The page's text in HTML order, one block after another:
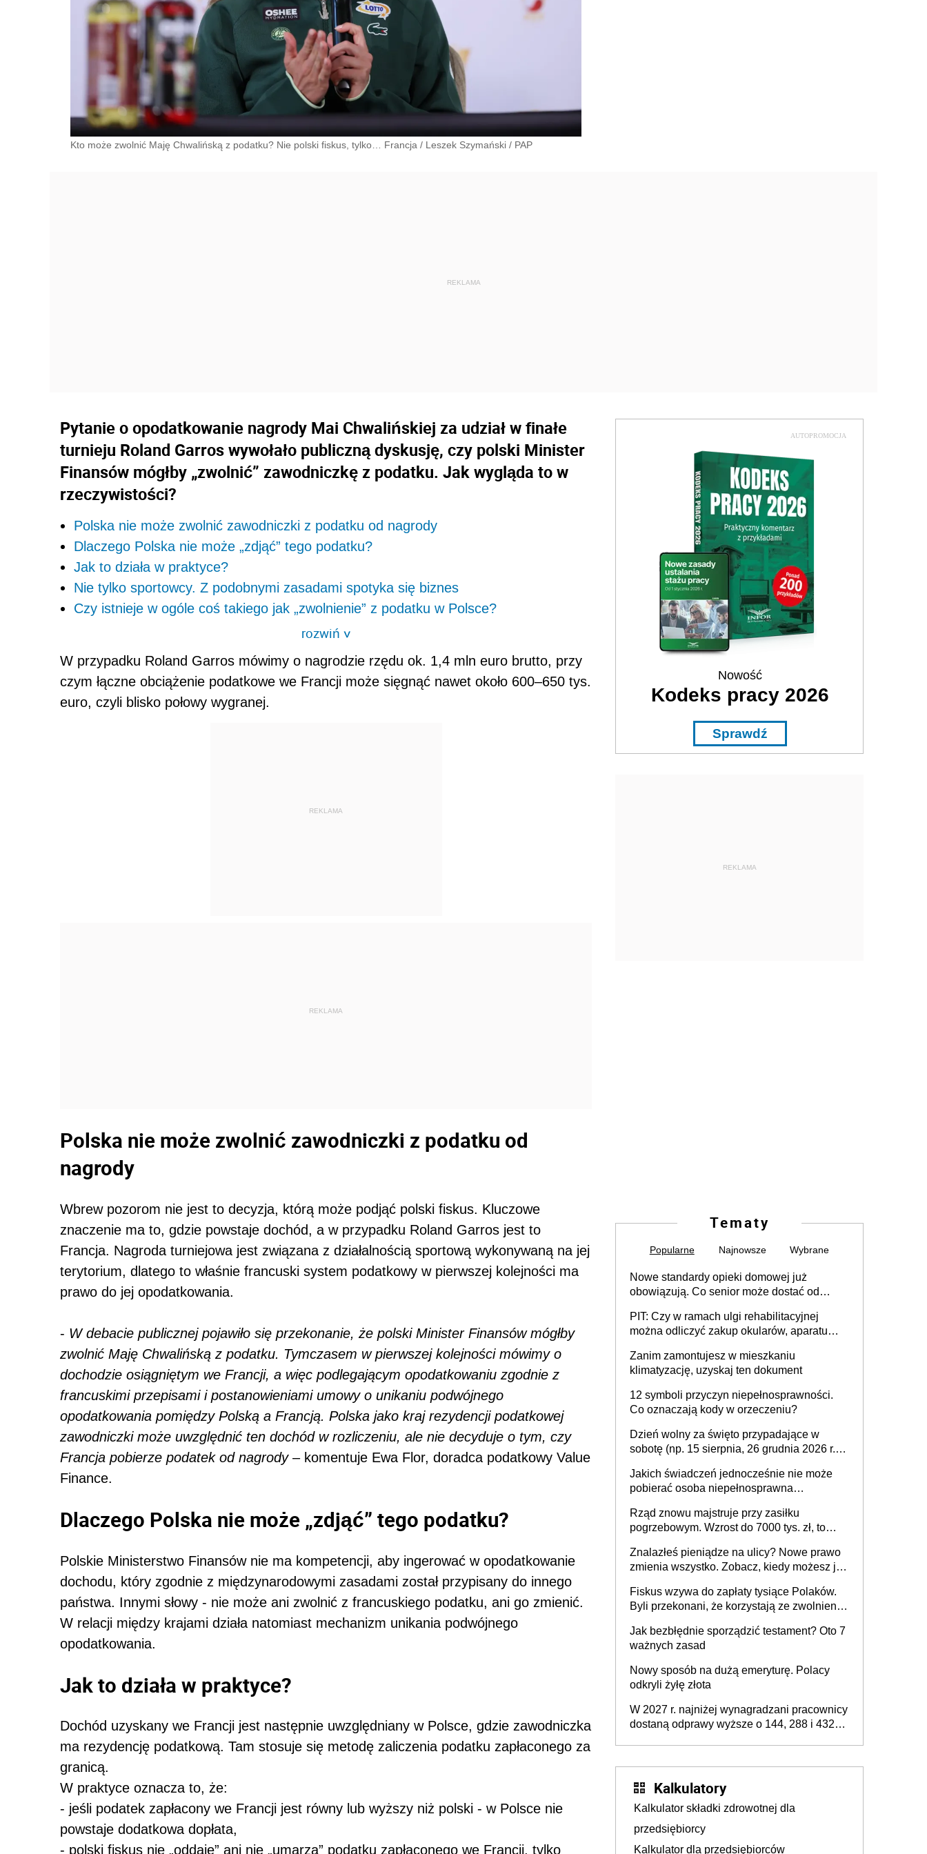
Kto może zwolnić Maję Chwalińską z podatku? Nie polski fiskus, tylko… Francja / Leszek Szymański / PAP
Pytanie o opodatkowanie nagrody Mai Chwalińskiej za udział w finałe
turnieju Roland Garros wywołało publiczną dyskusję, czy polski Minister
Finansów mógłby „zwolnić” zawodniczkę z podatku. Jak wygląda to w
rzeczywistości?
Polska nie może zwolnić zawodniczki z podatku od nagrody
Dlaczego Polska nie może „zdjąć” tego podatku?
Jak to działa w praktyce?
Nie tylko sportowcy. Z podobnymi zasadami spotyka się biznes
Czy istnieje w ogóle coś takiego jak „zwolnienie” z podatku w Polsce?
rozwiń>
W przypadku Roland Garros mówimy o nagrodzie rzędu ok. 1,4 mln euro brutto, przy
czym łączne obciążenie podatkowe we Francji może sięgnąć nawet około 600–650 tys.
euro, czyli blisko połowy wygranej.
REKLAMA
REKLAMA
Polska nie może zwolnić zawodniczki z podatku od
nagrody
Wbrew pozorom nie jest to decyzja, którą może podjąć polski fiskus. Kluczowe
znaczenie ma to, gdzie powstaje dochód, a w przypadku Roland Garros jest to
Francja. Nagroda turniejowa jest związana z działalnością sportową wykonywaną na jej
terytorium, dlatego to właśnie francuski system podatkowy w pierwszej kolejności ma
prawo do jej opodatkowania.
- W debacie publicznej pojawiło się przekonanie, że polski Minister Finansów mógłby
zwolnić Maję Chwalińską z podatku. Tymczasem w pierwszej kolejności mówimy o
dochodzie osiągniętym we Francji, a więc podlegającym opodatkowaniu zgodnie z
francuskimi przepisami i postanowieniami umowy o unikaniu podwójnego
opodatkowania pomiędzy Polską a Francją. Polska jako kraj rezydencji podatkowej
zawodniczki może uwzględnić ten dochód w rozliczeniu, ale nie decyduje o tym, czy
Francja pobierze podatek od nagrody– komentuje Ewa Flor, doradca podatkowy Value
Finance.
Dlaczego Polska nie może „zdjąć” tego podatku?
Polskie Ministerstwo Finansów nie ma kompetencji, aby ingerować w opodatkowanie
dochodu, który zgodnie z międzynarodowymi zasadami został przypisany do innego
państwa. Innymi słowy - nie może ani zwolnić z francuskiego podatku, ani go zmienić.
W relacji między krajami działa natomiast mechanizm unikania podwójnego
opodatkowania.
Jak to działa w praktyce?
Dochód uzyskany we Francji jest następnie uwzględniany w Polsce, gdzie zawodniczka
ma rezydencję podatkową. Tam stosuje się metodę zaliczenia podatku zapłaconego za
granicą.
W praktyce oznacza to, że:
- jeśli podatek zapłacony we Francji jest równy lub wyższy niż polski - w Polsce nie
powstaje dodatkowa dopłata,
- polski fiskus nie „oddaje” ani nie „umarza” podatku zapłaconego we Francji, tylko
AUTOPROMOCJA
Nowość
Kodeks pracy 2026
Sprawdź
REKLAMA
Tematy
Popularne Najnowsze Wybrane
Nowe standardy opieki domowej już
obowiązują. Co senior może dostać od
PIT: Czy w ramach ulgi rehabilitacyjnej
można odliczyć zakup okularów, aparatu
Zanim zamontujesz w mieszkaniu
klimatyzację, uzyskaj ten dokument
12 symboli przyczyn niepełnosprawności.
Co oznaczają kody w orzeczeniu?
Dzień wolny za święto przypadające w
sobotę (np. 15 sierpnia, 26 grudnia 2026 r.) –
pracodawcy (sektor prywatny i administracja
publiczna), najczęstsze pytania
Jakich świadczeń jednocześnie nie może
pobierać osoba niepełnosprawna
Rząd znowu majstruje przy zasiłku
pogrzebowym. Wzrost do 7000 tys. zł, to
Znalazłeś pieniądze na ulicy? Nowe prawo
zmienia wszystko. Zobacz, kiedy możesz je
Fiskus wzywa do zapłaty tysiące Polaków.
Byli przekonani, że korzystają ze zwolnienia
Jak bezbłędnie sporządzić testament? Oto 7
ważnych zasad
Nowy sposób na dużą emeryturę. Polacy
odkryli żyłę złota
W 2027 r. najniżej wynagradzani pracownicy
dostaną odprawy wyższe o 144, 288 i 432
Kalkulatory
Kalkulator składki zdrowotnej dla
przedsiębiorcy
Kalkulator dla przedsiębiorców